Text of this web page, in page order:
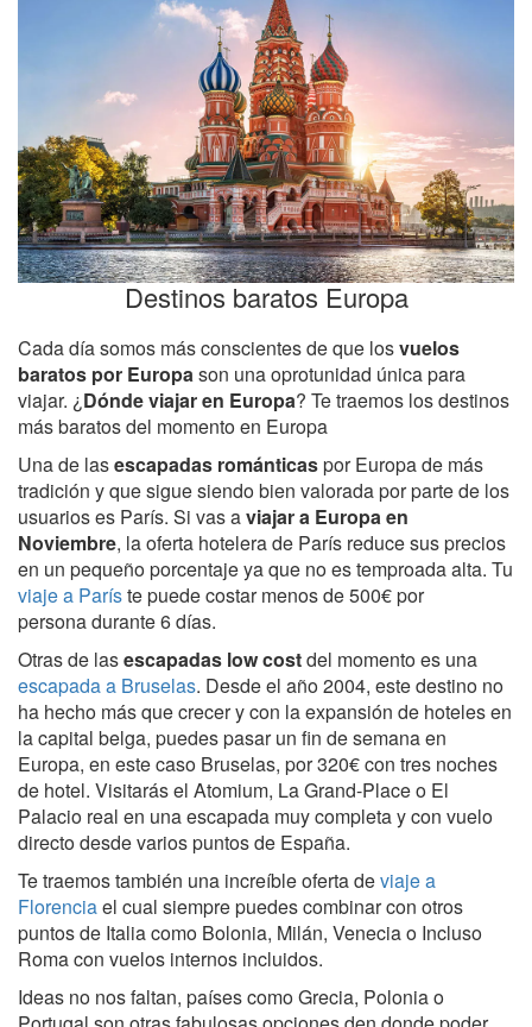
Destinos baratos Europa
Cada día somos más conscientes de que losvuelos
baratos por Europa son una oprotunidad única para
viajar. ¿Dónde viajar en Europa? Te traemos los destinos
más baratos del momento en Europa
Una de lasescapadas románticaspor Europa de más
tradición y que sigue siendo bien valorada por parte de los
usuarios es París. Si vas aviajar a Europa en
Noviembre, la oferta hotelera de París reduce sus precios
en un pequeño porcentaje ya que no es temproada alta. Tu
viaje a Paríste puede costar menos de 500€ por
persona durante 6 días.
Otras de lasescapadas low costdel momento es una
escapada a Bruselas. Desde el año 2004, este destino no
ha hecho más que crecer y con la expansión de hoteles en
la capital belga, puedes pasar un fin de semana en
Europa, en este caso Bruselas, por 320€ con tres noches
de hotel. Visitarás el Atomium, La Grand-Place o El
Palacio real en una escapada muy completa y con vuelo
directo desde varios puntos de España.
Te traemos también una increíble oferta deviaje a
Florenciael cual siempre puedes combinar con otros
puntos de Italia como Bolonia, Milán, Venecia o Incluso
Roma con vuelos internos incluidos.
Ideas no nos faltan, países como Grecia, Polonia o